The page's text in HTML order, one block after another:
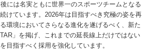
には名実ともに世界一のスポーツチームとなる
けています。2026年は目指すべき究極の姿を再
環境においてさらなる進化を遂げるべく、新た
」を掲げ、これまでの延長線上だけではない
目指すべく採用を強化しています。